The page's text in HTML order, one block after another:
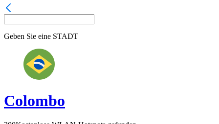
Geben Sie eine STADT
Colombo